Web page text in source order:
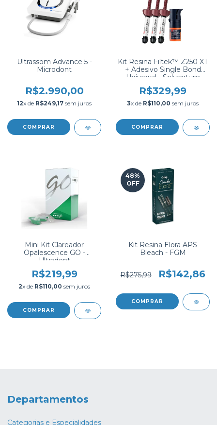
Ultrassom Advance 5 -
Microdont
R$2.990,00
12x de R$249,17 sem juros
Kit Resina Filtek™ Z250 XT
+ Adesivo Single Bond
Universal - Solventum
R$329,99
3x de R$110,00 sem juros
Mini Kit Clareador
Opalescence GO -
Ultradent
R$219,99
2x de R$110,00 sem juros
COMPRAR
48%
OFF
Kit Resina Elora APS
Bleach - FGM
R$275,99 R$142,86
Departamentos
Categorias e Especialidades